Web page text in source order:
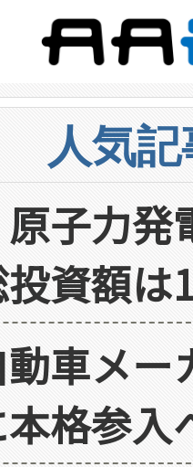
人気
子力
資額は
車メ
格参入